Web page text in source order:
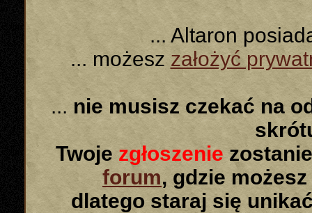
... Altaron
... możeszzałożyć
... nie musisz czekać na
Twoje zgłoszenie
forum, gdzie
dlatego staraj się